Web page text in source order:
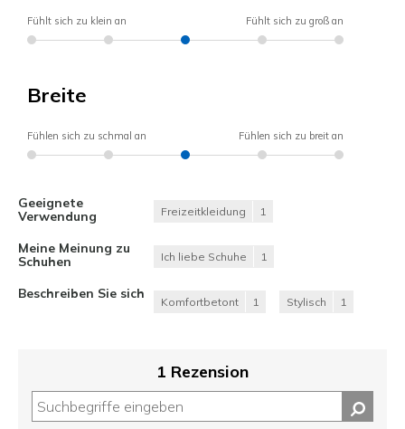
Fühlt sich zu klein an Fühlt sich zu groß an
Breite
Fühlen sich zu schmal an Fühlen sich zu breit an
Geeignete
Verwendung
Freizeitkleidung 1
Meine Meinung zu
Schuhen
Ich liebe Schuhe 1
Beschreiben Sie sich
Komfortbetont 1 Stylisch 1
1 Rezension